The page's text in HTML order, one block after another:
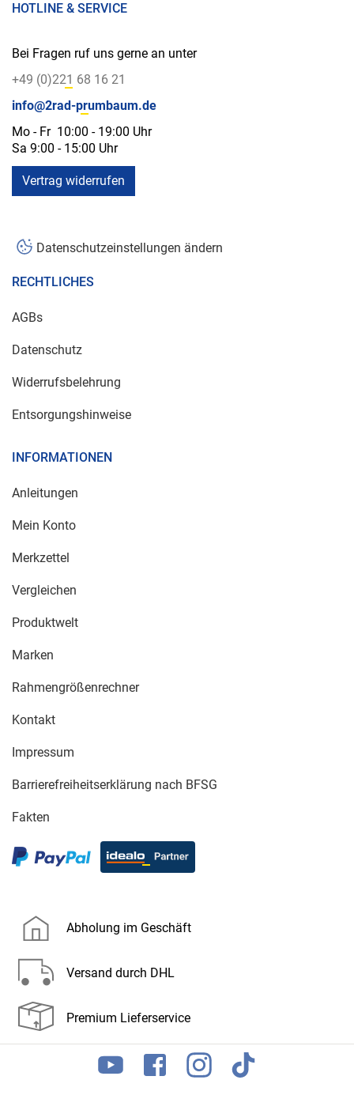
HOTLINE & SERVICE
Bei Fragen ruf uns gerne an unter
+49 (0)221 68 16 21
info@2rad-prumbaum.de
Mo - Fr 10:00 - 19:00 Uhr
Sa 9:00 - 15:00 Uhr
Vertrag widerrufen
Datenschutzeinstellungen ändern
RECHTLICHES
AGBs
Datenschutz
Widerrufsbelehrung
Entsorgungshinweise
INFORMATIONEN
Anleitungen
Mein Konto
Merkzettel
Vergleichen
Produktwelt
Marken
Rahmengrößenrechner
Kontakt
Impressum
Barrierefreiheitserklärung nach BFSG
Fakten
Abholung im Geschäft
Versand durch DHL
Premium Lieferservice